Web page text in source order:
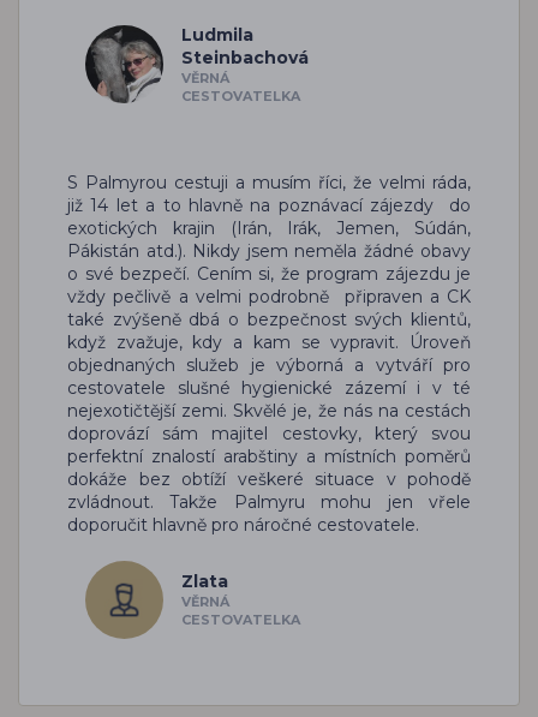
Ludmila
Steinbachová
VĚRNÁ
CESTOVATELKA
S Palmyrou cestuji a musím říci, že velmi ráda,
již 14 let a to hlavně na poznávací zájezdy do
exotických krajin (Irán, Irák, Jemen, Súdán,
Pákistán atd.). Nikdy jsem neměla žádné obavy
o své bezpečí. Cením si, že program zájezdu je
vždy pečlivě a velmi podrobně připraven a CK
také zvýšeně dbá o bezpečnost svých klientů,
když zvažuje, kdy a kam se vypravit. Úroveň
objednaných služeb je výborná a vytváří pro
cestovatele slušné hygienické zázemí i v té
nejexotičtější zemi. Skvělé je, že nás na cestách
doprovází sám majitel cestovky, který svou
perfektní znalostí arabštiny a místních poměrů
dokáže bez obtíží veškeré situace v pohodě
zvládnout. Takže Palmyru mohu jen vřele
doporučit hlavně pro náročné cestovatele.
Zlata
VĚRNÁ
CESTOVATELKA